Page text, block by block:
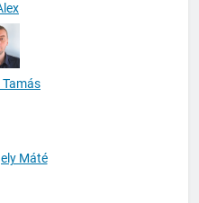
Máté